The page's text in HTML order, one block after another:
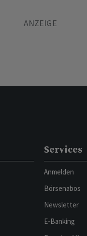
Services
Anmelden
Börsenabos
Newsletter
E-Banking